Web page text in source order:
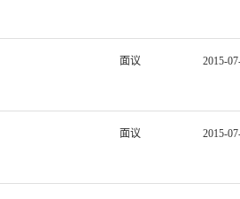
面议 2015-
面议 2015-